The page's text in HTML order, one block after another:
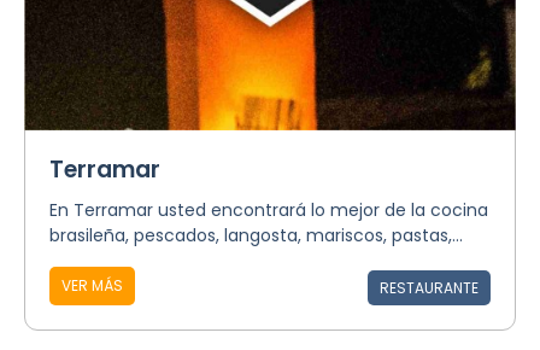
Terramar
En Terramar usted encontrará lo mejor de la cocina
brasileña, pescados, langosta, mariscos, pastas,...
VER MÁS RESTAURANTE